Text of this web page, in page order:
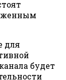
для
будет